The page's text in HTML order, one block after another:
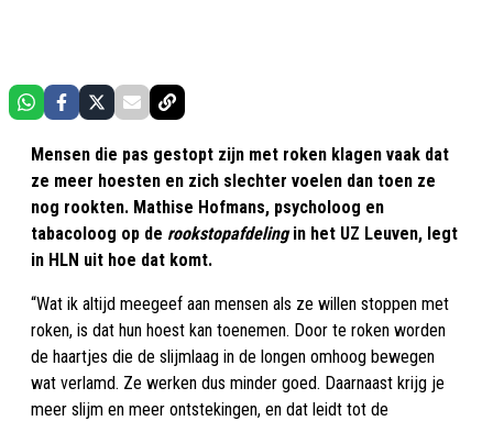
Mensen die pas gestopt zijn met roken klagen vaak dat
ze meer hoesten en zich slechter voelen dan toen ze
nog rookten. Mathise Hofmans, psycholoog en
tabacoloog op de rookstopafdelingin het UZ Leuven, legt
in HLN uit hoe dat komt.
“Wat ik altijd meegeef aan mensen als ze willen stoppen met
roken, is dat hun hoest kan toenemen. Door te roken worden
de haartjes die de slijmlaag in de longen omhoog bewegen
wat verlamd. Ze werken dus minder goed. Daarnaast krijg je
meer slijm en meer ontstekingen, en dat leidt tot de